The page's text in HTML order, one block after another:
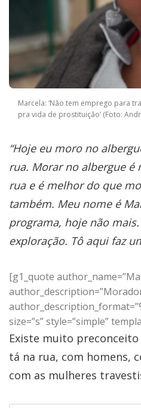
Marcela: ‘Não tem emprego para
pra vida de prostituição’ (Foto:
“Hoje eu moro no
rua. Morar no albergue é
rua e é melhor do que
também. Meu nome é
programa, hoje não
exploração. Tô aqui faz
[g1_quote
size=”s” style=”simple”
Existe muito
tá na rua, com homens,
com as mulheres